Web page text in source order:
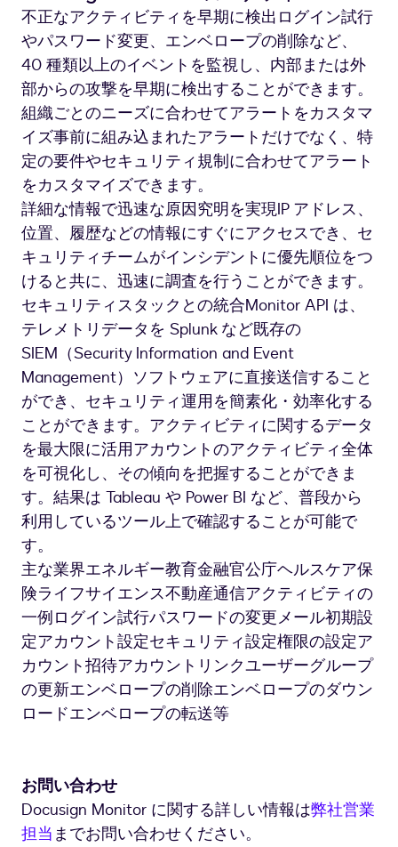
2
不正なアクティビティを早期に検出ログイン試行
やパスワード変更、エンベロープの削除など、
40 種類以上のイベントを監視し、内部または外
部からの攻撃を早期に検出することができます。
組織ごとのニーズに合わせてアラートをカスタマ
イズ事前に組み込まれたアラートだけでなく、特
定の要件やセキュリティ規制に合わせてアラート
をカスタマイズできます。
詳細な情報で迅速な原因究明を実現IP アドレス、
位置、履歴などの情報にすぐにアクセスでき、セ
キュリティチームがインシデントに優先順位をつ
けると共に、迅速に調査を行うことができます。
セキュリティスタックとの統合Monitor API は、
テレメトリデータを Splunk など既存の
SIEM（Security Information and Event
Management）ソフトウェアに直接送信すること
ができ、セキュリティ運用を簡素化・効率化する
ことができます。アクティビティに関するデータ
を最大限に活用アカウントのアクティビティ全体
を可視化し、その傾向を把握することができま
す。結果は Tableau や Power BI など、普段から
利用しているツール上で確認することが可能で
す。
主な業界エネルギー教育金融官公庁ヘルスケア保
険ライフサイエンス不動産通信アクティビティの
一例ログイン試行パスワードの変更メール初期設
定アカウント設定セキュリティ設定権限の設定ア
カウント招待アカウントリンクユーザーグループ
の更新エンベロープの削除エンベロープのダウン
ロードエンベロープの転送等
お問い合わせ
Docusign Monitor に関する詳しい情報は弊社営業
担当 までお問い合わせください。